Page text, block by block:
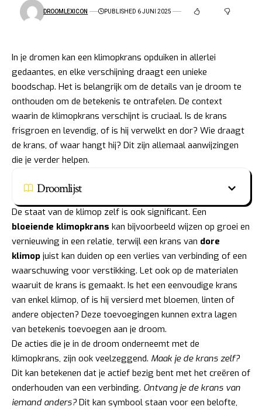
DROOMLEXICON PUBLISHED 6 JUNI 2025
In je dromen kan een klimopkrans opduiken in allerlei
gedaantes, en elke verschijning draagt een unieke
boodschap. Het is belangrijk om de details van je droom te
onthouden om de betekenis te ontrafelen. De context
waarin de klimopkrans verschijnt is cruciaal. Is de krans
frisgroen en levendig, of is hij verwelkt en dor? Wie draagt
de krans, of waar hangt hij? Dit zijn allemaal aanwijzingen
die je verder helpen.
Droomlijst
De staat van de klimop zelf is ook significant. Een
bloeiende klimopkrans kan bijvoorbeeld wijzen op groei en
vernieuwing in een relatie, terwijl een krans van dore
klimop juist kan duiden op een verlies van verbinding of een
waarschuwing voor verstikking. Let ook op de materialen
waaruit de krans is gemaakt. Is het een eenvoudige krans
van enkel klimop, of is hij versierd met bloemen, linten of
andere objecten? Deze toevoegingen kunnen extra lagen
van betekenis toevoegen aan je droom.
De acties die je in de droom onderneemt met de
klimopkrans, zijn ook veelzeggend. Maak je de krans zelf?
Dit kan betekenen dat je actief bezig bent met het creëren of
onderhouden van een verbinding. Ontvang je de krans van
iemand anders?Dit kan symbool staan voor een belofte,